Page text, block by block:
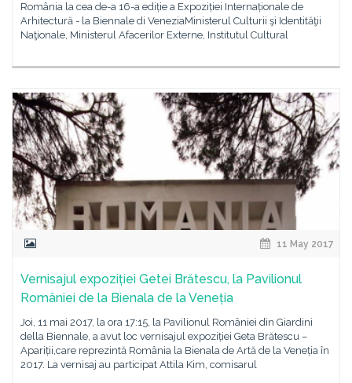
România la cea de-a 16-a ediție a Expoziției Internaționale de
Arhitectură - la Biennale di VeneziaMinisterul Culturii şi Identităţii
Naţionale, Ministerul Afacerilor Externe, Institutul Cultural
11 May 2017
Vernisajul expoziției Getei Brătescu, la Pavilionul
României de la Bienala de la Veneția
Joi, 11 mai 2017, la ora 17:15, la Pavilionul României din Giardini
della Biennale, a avut loc vernisajul expoziției Geta Brătescu –
Apariții,care reprezintă România la Bienala de Artă de la Veneția în
2017. La vernisaj au participat Attila Kim, comisarul